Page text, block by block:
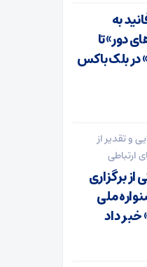
به
دور» تا
در بلک باکس
و تقدیر از
ارتباطی
از برگزاری
ملی
داد